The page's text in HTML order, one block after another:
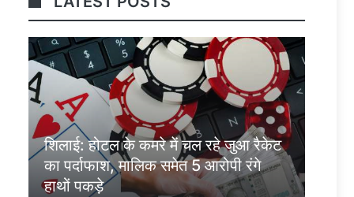
शिलाई: होटल के कमरे में चल रहे जुआ रैकेट
का पर्दाफाश, मालिक समेत 5 आरोपी रंगे
हाथों पकड़े